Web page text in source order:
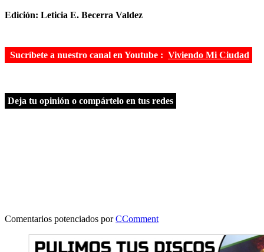
Edición: Leticia E. Becerra Valdez
Sucríbete a nuestro canal en Youtube : Viviendo Mi Ciudad
Deja tu opinión o compártelo en tus redes
Comentarios potenciados porCComment